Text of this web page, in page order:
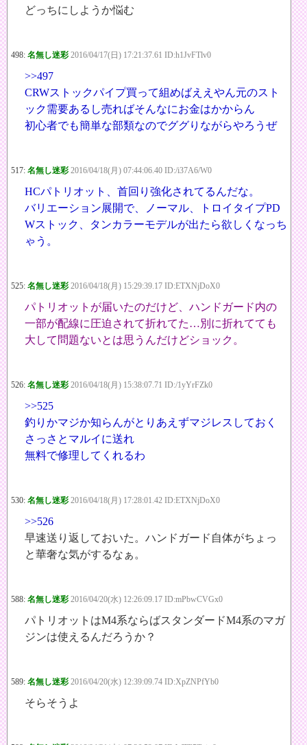
どっちにしようか悩む
498: 名無し迷彩 2016/04/17(日) 17:21:37.61 ID:h1JvFTlv0
>>497
CRWストックパイプ買って組めばええやん元のスト
ック需要あるし売ればそんなにお金はかからん
初心者でも簡単な部類なのでググりながらやろうぜ
517: 名無し迷彩 2016/04/18(月) 07:44:06.40 ID:/i37A6/W0
HCパトリオット、首回り強化されてるんだな。
バリエーション展開で、ノーマル、トロイタイプPD
Wストック、タンカラーモデルが出たら欲しくなっち
ゃう。
525: 名無し迷彩 2016/04/18(月) 15:29:39.17 ID:ETXNjDoX0
パトリオットが届いたのだけど、ハンドガード内の
一部が配線に圧迫されて折れてた…別に折れてても
大して問題ないとは思うんだけどショック。
526: 名無し迷彩 2016/04/18(月) 15:38:07.71 ID:/1yYrFZk0
>>525
釣りかマジか知らんがとりあえずマジレスしておく
さっさとマルイに送れ
無料で修理してくれるわ
530: 名無し迷彩 2016/04/18(月) 17:28:01.42 ID:ETXNjDoX0
>>526
早速送り返しておいた。ハンドガード自体がちょっ
と華奢な気がするなぁ。
588: 名無し迷彩 2016/04/20(水) 12:26:09.17 ID:mPbwCVGx0
パトリオットはM4系ならばスタンダードM4系のマガ
ジンは使えるんだろうか？
589: 名無し迷彩 2016/04/20(水) 12:39:09.74 ID:XpZNPfYb0
そらそうよ